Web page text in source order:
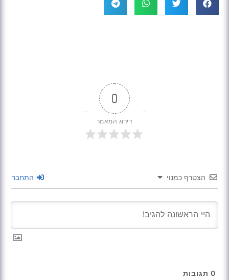
0
דירוג המאמר
הצטרף כמנוי התחבר
0 תגובות